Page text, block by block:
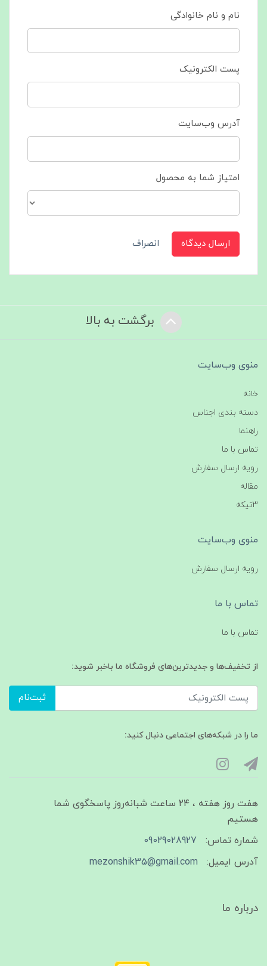
نام و نام خانوادگی
پست الکترونیک
آدرس وب‌سایت
امتیاز شما به محصول
ارسال دیدگاه انصراف
برگشت به بالا
منوی وب‌سایت
خانه
دسته بندی اجناس
راهنما
تماس با ما
رویه ارسال سفارش
مقاله
3تیکه
منوی وب‌سایت
رویه ارسال سفارش
تماس با ما
تماس با ما
از تخفیف‌ها و جدیدترین‌های فروشگاه ما باخبر شوید:
ثبت‌نام
ما را در شبکه‌های اجتماعی دنبال کنید:
هفت روز هفته ، ۲۴ ساعت شبانه‌روز پاسخگوی شما
هستیم
شماره تماس:
09029028927
آدرس ایمیل:
mezonshik35@gmail.com
درباره ما